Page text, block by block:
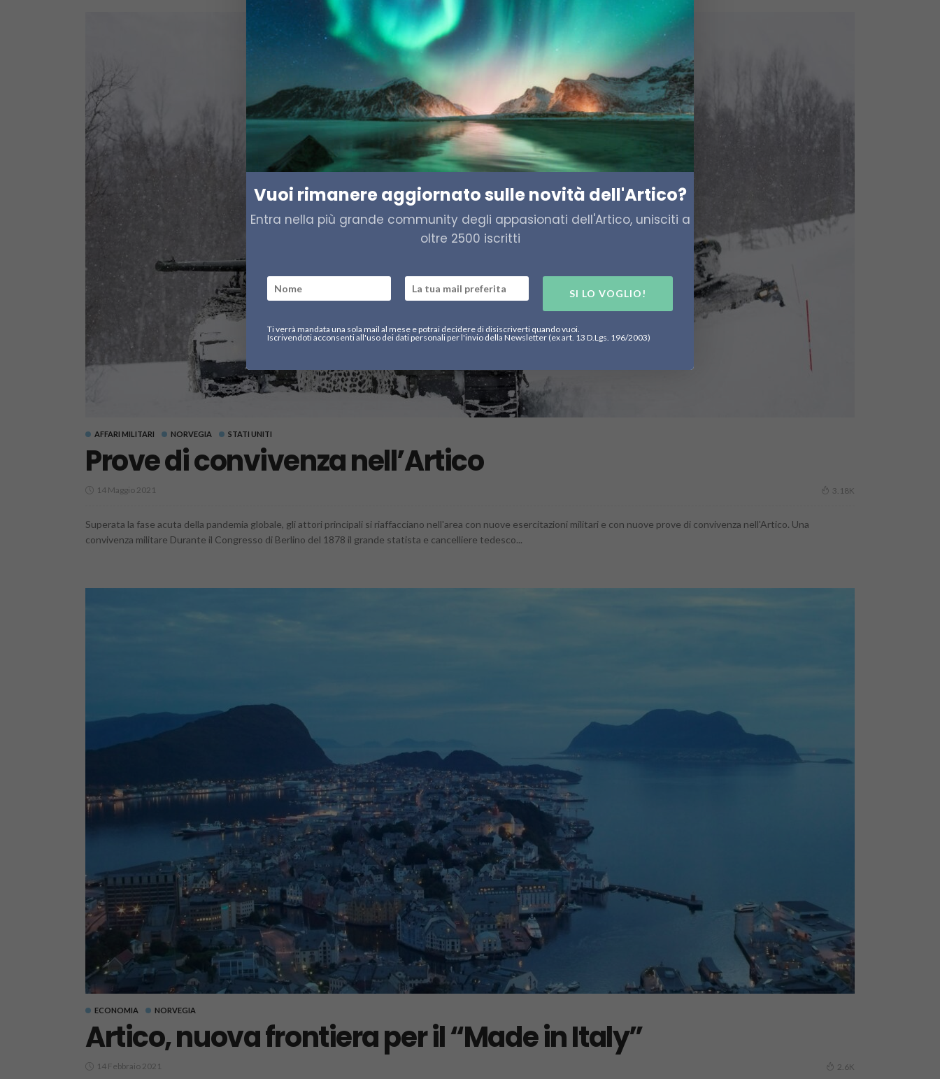
AFFARI MILITARI NORVEGIA STATI UNITI
Prove di convivenza nell’Artico
14 Maggio 2021 3.18K
Superata la fase acuta della pandemia globale, gli attori principali si riaffacciano nell'area con nuove esercitazioni militari e con nuove prove di convivenza nell'Artico. Una
convivenza militare Durante il Congresso di Berlino del 1878 il grande statista e cancelliere tedesco...
ECONOMIA NORVEGIA
Artico, nuova frontiera per il “Made in Italy”
14 Febbraio 2021 2.6K
Vuoi rimanere aggiornato sulle novità dell'Artico?
Entra nella più grande community degli appasionati dell'Artico, unisciti a
oltre 2500 iscritti
SI LO VOGLIO!
Ti verrà mandata una sola mail al mese e potrai decidere di disiscriverti quando vuoi.
Iscrivendoti acconsenti all'uso dei dati personali per l'invio della Newsletter (ex art. 13 D.Lgs. 196/2003)